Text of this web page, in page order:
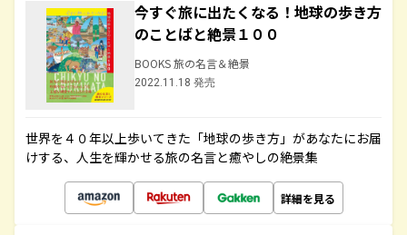
今すぐ旅に出たくなる！地球の歩き方
のことばと絶景１００
BOOKS 旅の名言＆絶景
2022.11.18 発売
世界を４０年以上歩いてきた「地球の歩き方」があなたにお届
けする、人生を輝かせる旅の名言と癒やしの絶景集
詳細を見る